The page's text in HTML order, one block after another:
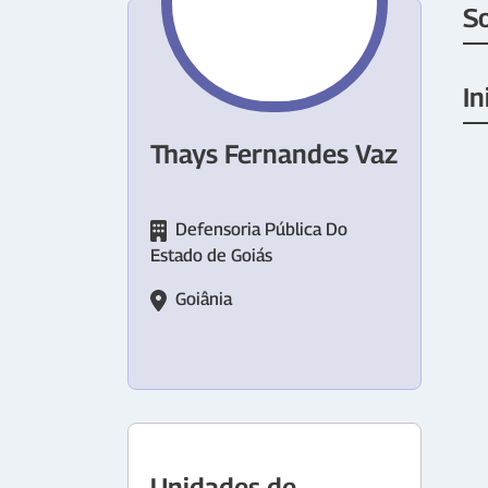
Thays Fernandes Vaz
Defensoria Pública Do
Estado de Goiás
Goiânia